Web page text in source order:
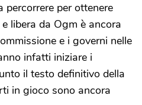
per ottenere
libera da Ogm è ancora
e i governi nelle
infatti iniziare i
il testo definitivo della
in gioco sono ancora